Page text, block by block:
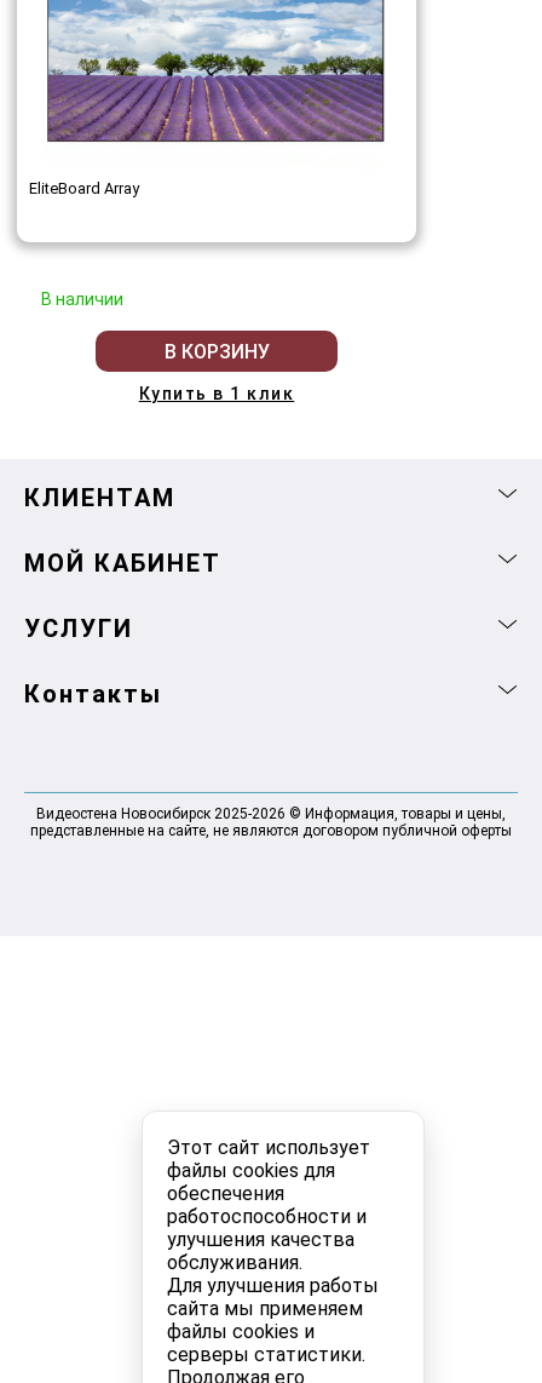
Этот сайт использует
файлы cookies для
обеспечения
работоспособности и
улучшения качества
обслуживания.
Для улучшения работы
сайта мы применяем
файлы cookies и
серверы статистики.
Продолжая его
EliteBoard Array
В наличии
В КОРЗИНУ
Купить в 1 клик
КЛИЕНТАМ
МОЙ КАБИНЕТ
УСЛУГИ
Контакты
Видеостена Новосибирск 2025-2026 © Информация, товары и цены,
представленные на сайте, не являются договором публичной оферты